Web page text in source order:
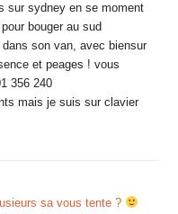
sur sydney en se moment
bouger au sud
son van, avec biensur
et peages ! vous
356 240
mais je suis sur clavier
sa vous tente ?